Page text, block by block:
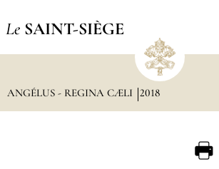
Le SAINT-SIÈGE
ANGÉLUS - REGINA CÆLI 2018